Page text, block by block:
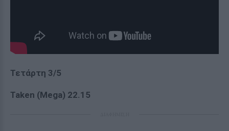
Τετάρτη 3/5
Taken (Mega) 22.15